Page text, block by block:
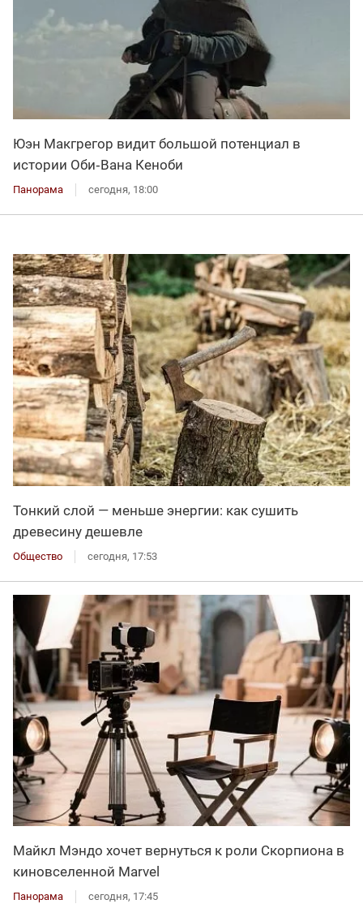
Юэн Макгрегор видит большой потенциал в
истории Оби‑Вана Кеноби
Панорама сегодня, 18:00
Тонкий слой — меньше энергии: как сушить
древесину дешевле
Общество сегодня, 17:53
Майкл Мэндо хочет вернуться к роли Скорпиона в
киновселенной Marvel
Панорама сегодня, 17:45